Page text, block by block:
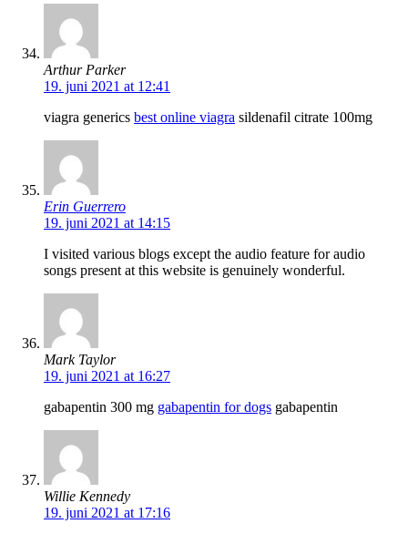
Arthur Parker
19. juni 2021 at 12:41
viagra generics best online viagra sildenafil citrate 100mg
Erin Guerrero
19. juni 2021 at 14:15
I visited various blogs except the audio feature for audio
songs present at this website is genuinely wonderful.
Mark Taylor
19. juni 2021 at 16:27
gabapentin 300 mg gabapentin for dogs gabapentin
Willie Kennedy
19. juni 2021 at 17:16